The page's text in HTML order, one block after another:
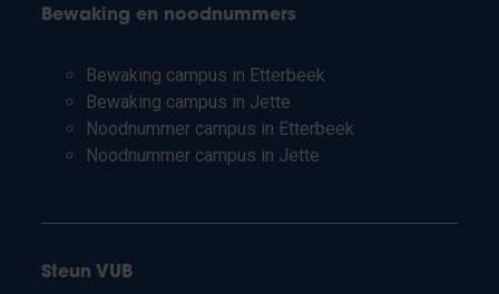
Bewaking en noodnummers
Bewaking campus in Etterbeek
Bewaking campus in Jette
Noodnummer campus in Etterbeek
Noodnummer campus in Jette
Steun VUB